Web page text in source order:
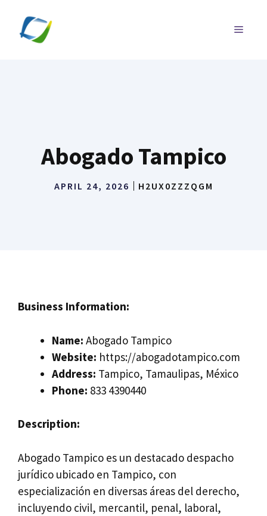
content
MENU
Abogado Tampico
APRIL 24, 2026 H2UX0ZZZQGM
Business Information:
Name: Abogado Tampico
Website: https://abogadotampico.com
Address: Tampico, Tamaulipas, México
Phone: 833 4390440
Description:
Abogado Tampico es un destacado despacho
jurídico ubicado en Tampico, con
especialización en diversas áreas del derecho,
incluyendo civil, mercantil, penal, laboral,